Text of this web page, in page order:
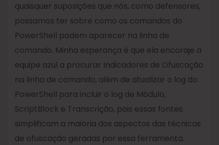
quaisquer suposições que nós, como defensores,
possamos ter sobre como os comandos do
PowerShell podem aparecer na linha de
comando. Minha esperança é que ela encoraje a
equipe azul a procurar Indicadores de Ofuscação
na linha de comando, além de atualizar o log do
PowerShell para incluir o log de Módulo,
ScriptBlock e Transcrição, pois essas fontes
simplificam a maioria dos aspectos das técnicas
de ofuscação geradas por essa ferramenta. .